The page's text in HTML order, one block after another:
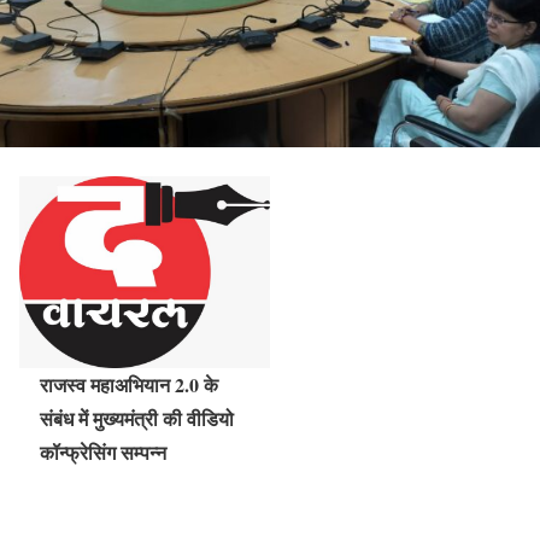
राजस्व महाअभियान 2.0 के
संबंध में मुख्यमंत्री की वीडियो
कॉन्फ्रेसिंग सम्पन्न